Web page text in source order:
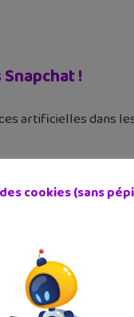
!
artificielles dans
de deux
cookies (sans